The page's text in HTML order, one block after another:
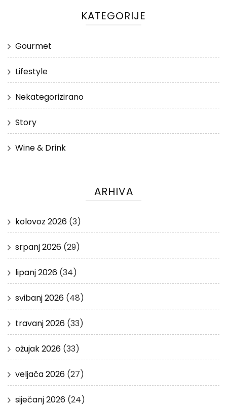
KATEGORIJE
Gourmet
Lifestyle
Nekategorizirano
Story
Wine & Drink
ARHIVA
kolovoz 2026 (3)
srpanj 2026 (29)
lipanj 2026 (34)
svibanj 2026 (48)
travanj 2026 (33)
ožujak 2026 (33)
veljača 2026 (27)
siječanj 2026 (24)